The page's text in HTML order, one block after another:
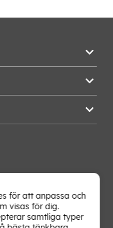
och
Signa upp på
för att anpassa och
visas för dig.
samtliga typer